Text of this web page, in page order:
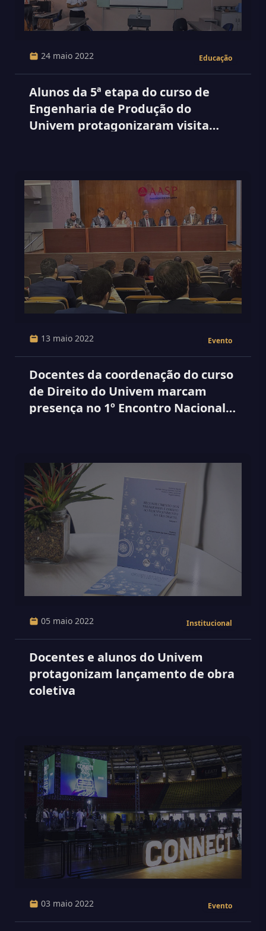
24 maio 2022 Educação
Alunos da 5ª etapa do curso de
Engenharia de Produção do
Univem protagonizaram visita
13 maio 2022 Evento
Docentes da coordenação do curso
de Direito do Univem marcam
presença no 1º Encontro Nacional
05 maio 2022 Institucional
Docentes e alunos do Univem
protagonizam lançamento de obra
coletiva
03 maio 2022 Evento